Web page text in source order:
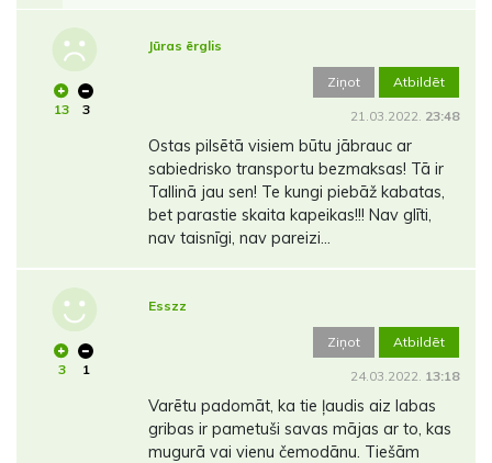
13 3
Jūras ērglis
Ziņot Atbildēt
21.03.2022. 23:48
Ostas pilsētā visiem būtu jābrauc ar
sabiedrisko transportu bezmaksas! Tā ir
Tallinā jau sen! Te kungi piebāž kabatas,
bet parastie skaita kapeikas!!! Nav glīti,
nav taisnīgi, nav pareizi...
3 1
Esszz
Ziņot Atbildēt
24.03.2022. 13:18
Varētu padomāt, ka tie ļaudis aiz labas
gribas ir pametuši savas mājas ar to, kas
mugurā vai vienu čemodānu. Tiešām